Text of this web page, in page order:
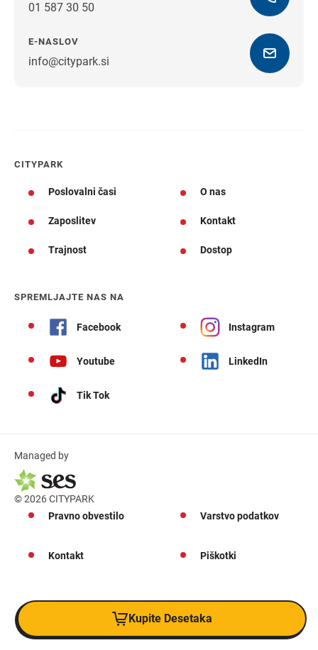
01 587 30 50
E-NASLOV
info@citypark.si
CITYPARK
Poslovalni časi O nas
Zaposlitev Kontakt
Trajnost Dostop
SPREMLJAJTE NAS NA
Facebook Instagram
Youtube LinkedIn
Tik Tok
Managed by
© 2026 CITYPARK
Pravno obvestilo
Varstvo podatkov
Kontakt Piškotki
Kupite Desetaka